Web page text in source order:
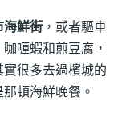
海鮮街 ，或者驅車
喱蝦和煎豆腐，
很多去過檳城的
頓海鮮晚餐。